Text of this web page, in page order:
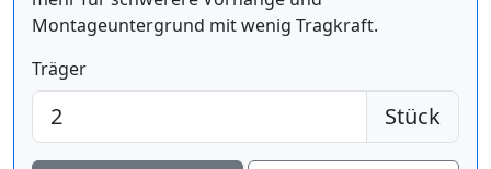
Montageuntergrund mit wenig Tragkraft.
Träger
Stück